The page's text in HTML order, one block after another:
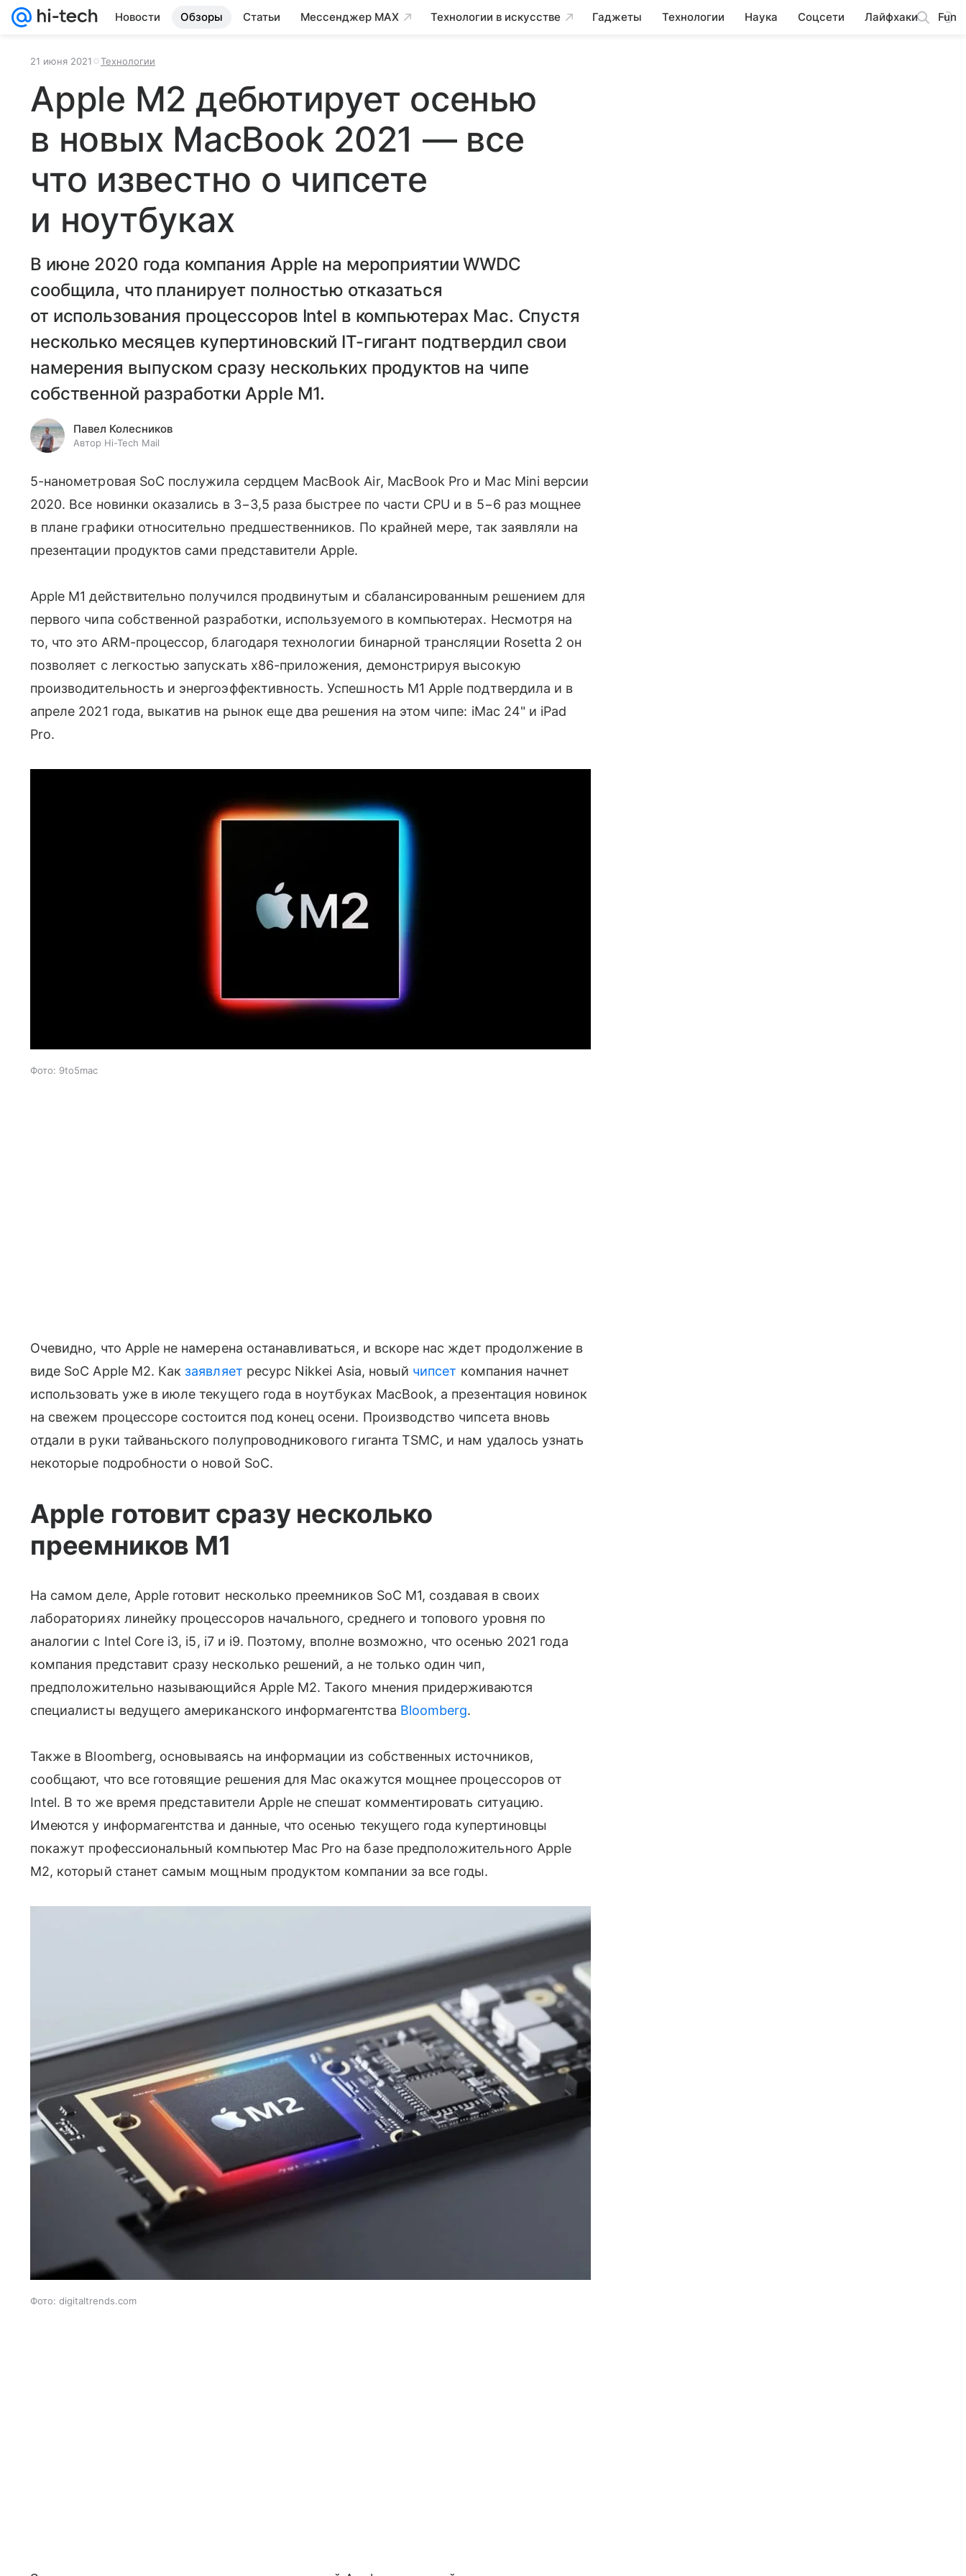
Новости Обзоры Статьи Мессенджер MAX Технологии в искусстве Гаджеты Технологии Наука Соцсети Лайфхаки Fun
21 июня 2021 Технологии
Apple M2 дебютирует осенью
в новых MacBook 2021 — все
что известно о чипсете
и ноутбуках
В июне 2020 года компания Apple на мероприятии WWDC
сообщила, что планирует полностью отказаться
от использования процессоров Intel в компьютерах Mac. Спустя
несколько месяцев купертиновский IT-гигант подтвердил свои
намерения выпуском сразу нескольких продуктов на чипе
собственной разработки Apple M1.
Павел Колесников
Автор Hi-Tech Mail
5-нанометровая SoC послужила сердцем MacBook Air, MacBook Pro и Mac Mini версии
2020. Все новинки оказались в 3−3,5 раза быстрее по части CPU и в 5−6 раз мощнее
в плане графики относительно предшественников. По крайней мере, так заявляли на
презентации продуктов сами представители Apple.
Apple M1 действительно получился продвинутым и сбалансированным решением для
первого чипа собственной разработки, используемого в компьютерах. Несмотря на
то, что это ARM-процессор, благодаря технологии бинарной трансляции Rosetta 2 он
позволяет с легкостью запускать x86-приложения, демонстрируя высокую
производительность и энергоэффективность. Успешность M1 Apple подтвердила и в
апреле 2021 года, выкатив на рынок еще два решения на этом чипе: iMac 24" и iPad
Pro.
Фото: 9to5mac
Очевидно, что Apple не намерена останавливаться, и вскоре нас ждет продолжение в
виде SoC Apple M2. Как заявляет ресурс Nikkei Asia, новый чипсет компания начнет
использовать уже в июле текущего года в ноутбуках MacBook, а презентация новинок
на свежем процессоре состоится под конец осени. Производство чипсета вновь
отдали в руки тайваньского полупроводникового гиганта TSMC, и нам удалось узнать
некоторые подробности о новой SoC.
Apple готовит сразу несколько
преемников M1
На самом деле, Apple готовит несколько преемников SoC M1, создавая в своих
лабораториях линейку процессоров начального, среднего и топового уровня по
аналогии с Intel Core i3, i5, i7 и i9. Поэтому, вполне возможно, что осенью 2021 года
компания представит сразу несколько решений, а не только один чип,
предположительно называющийся Apple M2. Такого мнения придерживаются
специалисты ведущего американского информагентства Bloomberg.
Также в Bloomberg, основываясь на информации из собственных источников,
сообщают, что все готовящие решения для Mac окажутся мощнее процессоров от
Intel. В то же время представители Apple не спешат комментировать ситуацию.
Имеются у информагентства и данные, что осенью текущего года купертиновцы
покажут профессиональный компьютер Mac Pro на базе предположительного Apple
M2, который станет самым мощным продуктом компании за все годы.
Фото: digitaltrends.com